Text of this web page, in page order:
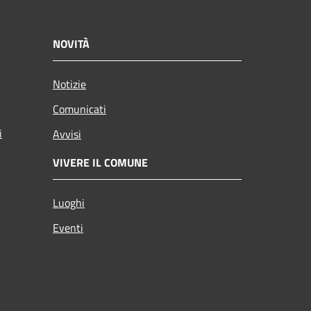
NOVITÀ
Notizie
Comunicati
Avvisi
VIVERE IL COMUNE
Luoghi
Eventi